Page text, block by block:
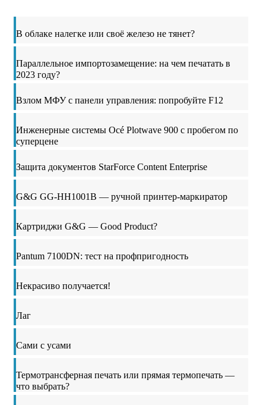
В облаке налегке или своё железо не тянет?
Параллельное импортозамещение: на чем печатать в
2023 году?
Взлом МФУ с панели управления: попробуйте F12
Инженерные системы Océ Plotwave 900 с пробегом по
суперцене
Защита документов StarForce Content Enterprise
G&G GG-HH1001B — ручной принтер-маркиратор
Картриджи G&G — Good Product?
Pantum 7100DN: тест на профпригодность
Некрасиво получается!
Лаг
Сами с усами
Термотрансферная печать или прямая термопечать —
что выбрать?